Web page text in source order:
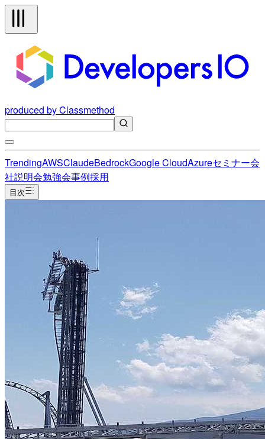
produced by Classmethod
TrendingAWSClaudeBedrockGoogle CloudAzureセミナー会
社説明会勉強会事例採用
目次